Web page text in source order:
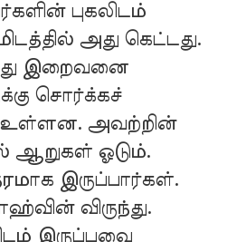
புகலிடம்
அது கெட்டது.
இறைவனை
சொர்க்கச்
அவற்றின்
ஆறுகள் ஓடும்.
இருப்பார்கள்.
விருந்து.
இருப்பவை